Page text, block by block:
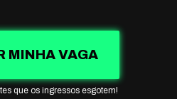
MINHA VAGA
que os ingressos esgotem!